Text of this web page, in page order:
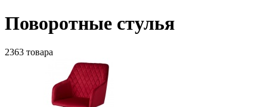
Поворотные стулья
2363 товара